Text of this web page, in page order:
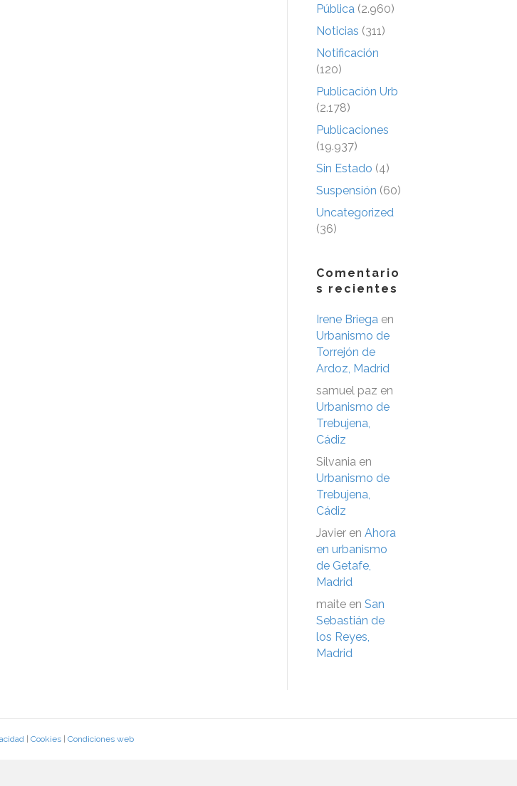
Pública (2.960)
Noticias (311)
Notificación
(120)
Publicación Urb
(2.178)
Publicaciones
(19.937)
Sin Estado (4)
Suspensión (60)
Uncategorized
(36)
Comentario
s recientes
Irene Briega en
Urbanismo de
Torrejón de
Ardoz, Madrid
samuel paz en
Urbanismo de
Trebujena,
Cádiz
Silvania en
Urbanismo de
Trebujena,
Cádiz
Javier en Ahora
en urbanismo
de Getafe,
Madrid
maite en San
Sebastián de
los Reyes,
Madrid
| Cookies| Condiciones web